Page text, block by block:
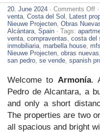
20. June 2024 · Comments Off
–
in
venta, Costa del Sol , Latest
Nieuwe Projecten, Obras
Alcántara, Spain · Tags:
venta, compraventas, costa del
inmobiliaria, marbella house,
Nieuwe Projecten, obras nuevas,
san pedro, se vende, spanish
Welcome to Armonía.
Pedro de Alcantara, a
and only a short
The properties are two
all spacious and bright